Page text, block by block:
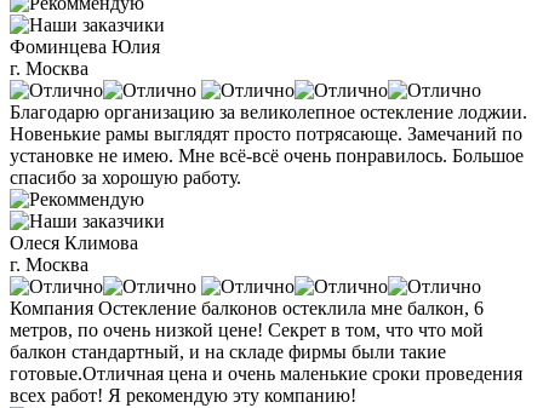
Фоминцева Юлия
г. Москва
Благодарю организацию за великолепное остекление лоджии.
Новенькие рамы выглядят просто потрясающе. Замечаний по
установке не имею. Мне всё-всё очень понравилось. Большое
спасибо за хорошую работу.
Олеся Климова
г. Москва
Компания Остекление балконов остеклила мне балкон, 6
метров, по очень низкой цене! Секрет в том, что что мой
балкон стандартный, и на складе фирмы были такие
готовые.Отличная цена и очень маленькие сроки проведения
всех работ! Я рекомендую эту компанию!